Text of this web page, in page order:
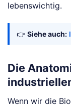
lebenswichtig.
👉 Siehe auch:
Die
Wenn wir die